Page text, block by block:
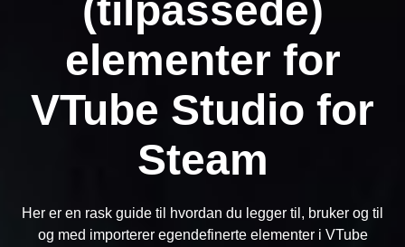
(tilpassede)
elementer for
VTube Studio for
Steam
Her er en rask guide til hvordan du legger til, bruker og til
og med importerer egendefinerte elementer i VTube